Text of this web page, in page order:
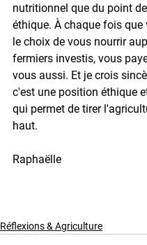
nutritionnel que du point
éthique. À chaque fois
le choix de vous nourrir
fermiers investis, vous
vous aussi. Et je crois
c'est une position éthique
qui permet de tirer
haut.
Raphaëlle
Réflexions & Agriculture